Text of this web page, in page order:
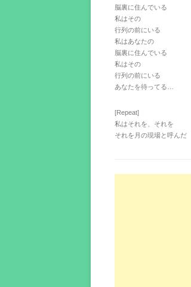
脳裏に住んでいる
私はその
行列の前にいる
私はあなたの
脳裏に住んでいる
私はその
行列の前にいる
あなたを待ってる…
[Repeat]
私はそれを、それを
それを月の現場と呼んだ